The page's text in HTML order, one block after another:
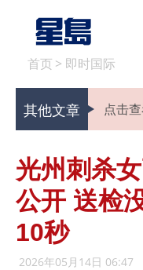
首页 > 即时国际
其他文章 点击
光州刺杀
公开 送检
10秒
2026年05月14日 06:47